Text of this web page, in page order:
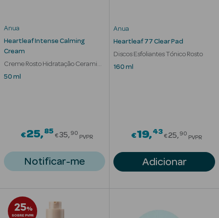
Mãos
Massajadores
Anua
Heartleaf Intense Calming
Cream
Creme Rosto Hidratação Ceramida
e Pantenol
50 ml
€25 85Price reduced from
€35 90
PVPR
Notificar-me
Anua
Heartleaf 77 Clear Pad
Discos Esfoliantes Tónico Rosto
160 ml
€19 43Price
€25 90
PVPR
Adicionar
25%
SOBRE PVPR